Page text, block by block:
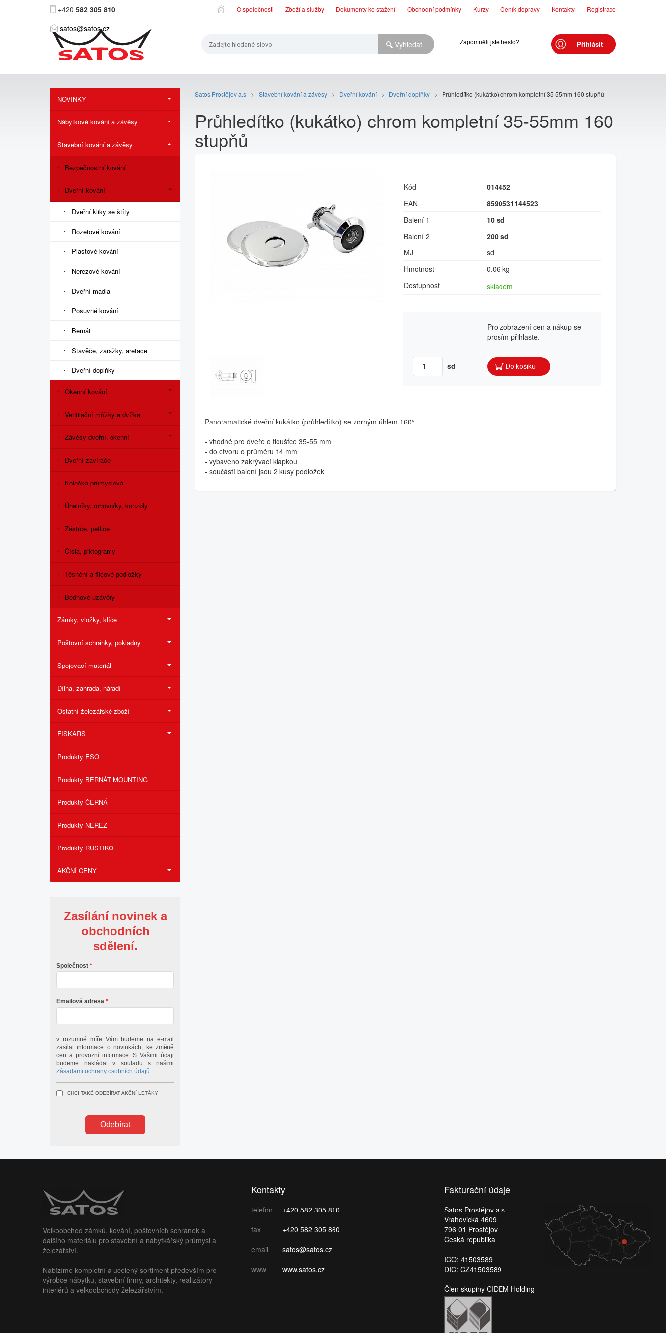
Přihlásit
+420 582 305 810
satos@satos.cz
O společnosti Zboží a služby Dokumenty ke stažení Obchodní podmínky Kurzy Ceník dopravy Kontakty Registrace
Zapomněli jste heslo?
NOVINKY
Nábytkové kování a závěsy
Stavební kování a závěsy
Bezpečnostní kování
Dveřní kování
Dveřní kliky se štíty
Rozetové kování
Plastové kování
Nerezové kování
Dveřní madla
Posuvné kování
Bernát
Stavěče, zarážky, aretace
Dveřní doplňky
Okenní kování
Ventilační mřížky a dvířka
Závěsy dveřní, okenní
Dveřní zavírače
Kolečka průmyslová
Úhelníky, rohovníky, konzoly
Zástrče, petlice
Čísla, piktogramy
Těsnění a filcové podložky
Bednové uzávěry
Zámky, vložky, klíče
Poštovní schránky, pokladny
Spojovací materiál
Dílna, zahrada, nářadí
Ostatní železářské zboží
FISKARS
Produkty ESO
Produkty BERNÁT MOUNTING
Produkty ČERNÁ
Produkty NEREZ
Produkty RUSTIKO
AKČNÍ CENY
Zasílání novinek a
obchodních
sdělení.
Společnost
Emailová adresa
v rozumné míře Vám budeme na e-mail
zasílat informace o novinkách, ke změně
cen a provozní informace. S Vašimi údaji
budeme nakládat v souladu s našimi
Zásadami ochrany osobních údajů.
CHCI TAKÉ ODEBÍRAT AKČNÍ LETÁKY
Odebírat
Satos Prostějov a.s > Stavební kování a závěsy > Dveřní kování > Dveřní doplňky > Průhledítko (kukátko) chrom kompletní 35-55mm 160 stupňů
Průhledítko (kukátko) chrom kompletní 35-55mm 160
stupňů
Kód
014452
EAN
8590531144523
Balení 1
10 sd
Balení 2
200 sd
MJ
sd
Hmotnost
0.06 kg
Dostupnost
skladem
Pro zobrazení cen a nákup se
prosím přihlaste.
sd
Panoramatické dveřní kukátko (průhledítko) se zorným úhlem 160°.
- vhodné pro dveře o tloušťce 35-55 mm
- do otvoru o průměru 14 mm
- vybaveno zakrývací klapkou
- součástí balení jsou 2 kusy podložek
Velkoobchod zámků, kování, poštovních schránek a
dalšího materiálu pro stavební a nábytkářský průmysl a
železářství.
Nabízíme kompletní a ucelený sortiment především pro
výrobce nábytku, stavební firmy, architekty, realizátory
interiérů a velkoobchody železářstvím.
Kontakty
telefon
+420 582 305 810
fax
+420 582 305 860
email
satos@satos.cz
www
www.satos.cz
Fakturační údaje
Satos Prostějov a.s.,
Vrahovická 4609
796 01 Prostějov
Česká republika
IČO: 41503589
DIČ: CZ41503589
Člen skupiny CIDEM Holding